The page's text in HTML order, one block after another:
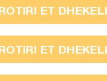
ET
ET